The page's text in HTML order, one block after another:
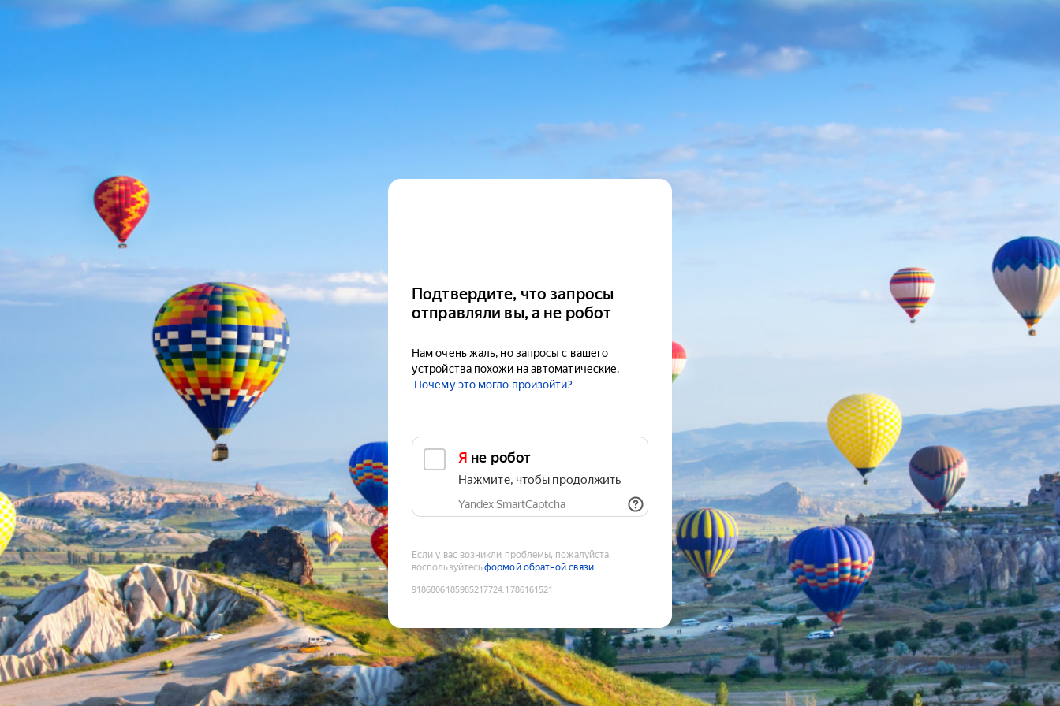
Подтвердите, что запросы
отправляли вы, а не робот
Нам очень жаль, но запросы с вашего
устройства похожи на автоматические.
Почему это могло произойти?
Я не робот
Нажмите, чтобы продолжить
Yandex SmartCaptcha
Если у вас возникли проблемы, пожалуйста,
воспользуйтесьформой обратной связи
9186806185985217724:1786161521